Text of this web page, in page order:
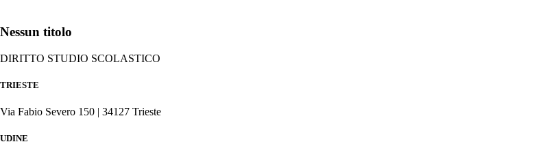
Nessun titolo
DIRITTO STUDIO SCOLASTICO
TRIESTE
Via Fabio Severo 150 | 34127 Trieste
UDINE